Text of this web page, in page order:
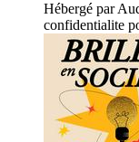
Hébergé par
confidentialite